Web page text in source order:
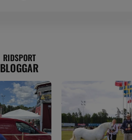
RIDSPORT
BLOGGAR